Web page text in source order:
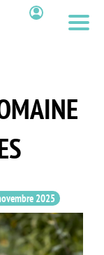
2025